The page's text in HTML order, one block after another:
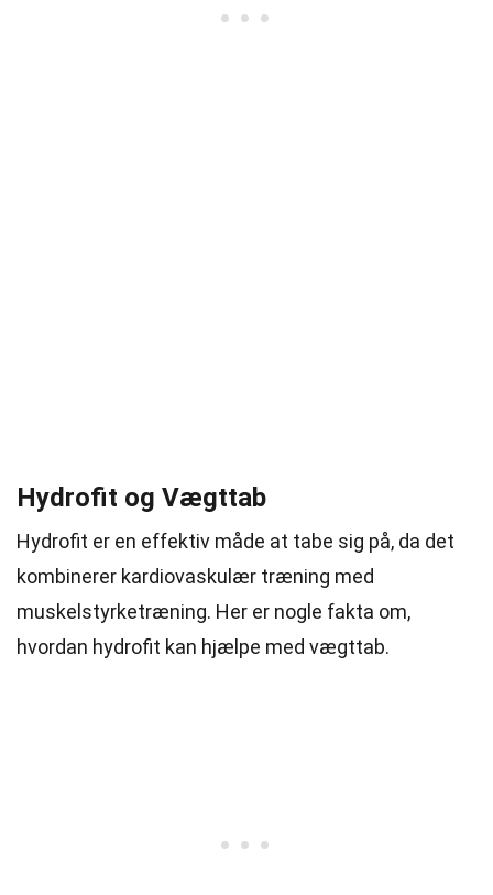
Hydrofit og Vægttab
Hydrofit er en effektiv måde at tabe sig på, da det
kombinerer kardiovaskulær træning med
muskelstyrketræning. Her er nogle fakta om,
hvordan hydrofit kan hjælpe med vægttab.